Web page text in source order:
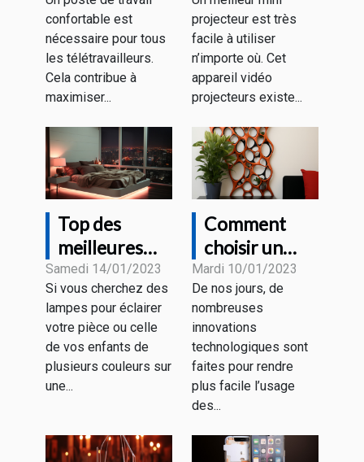
PC ?
confortable est
nécessaire pour tous
les télétravailleurs.
Cela contribue à
maximiser...
en 2023 ?
projecteur est très
facile à utiliser
n’importe où. Cet
appareil vidéo
projecteurs existe...
Top des
meilleures
collections de
CHAMBRE
AESTHETIC
LED du
moment
Samedi 14/01/2023
Si vous cherchez des
lampes pour éclairer
votre pièce ou celle
de vos enfants de
plusieurs couleurs sur
une...
Comment
choisir un
support
tablette
design ?
Mardi 10/01/2023
De nos jours, de
nombreuses
innovations
technologiques sont
faites pour rendre
plus facile l’usage
des...